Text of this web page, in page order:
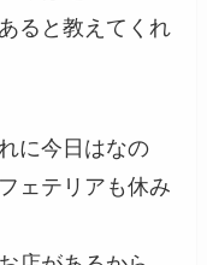
ると教えてくれ
に今日はなの
ェテリアも休み